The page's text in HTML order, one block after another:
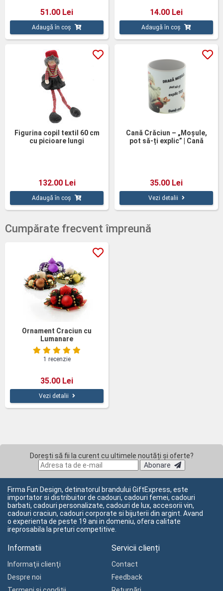
51.00 Lei
Adaugă în coș
14.00 Lei
Adaugă în coș
Figurina copil textil 60 cm
cu picioare lungi
132.00 Lei
Adaugă în coș
Cană Crăciun – „Moșule,
pot să-ți explic” | Cană
35.00 Lei
Vezi detalii
Cumpărate frecvent împreună
Ornament Craciun cu
Lumanare
1 recenzie
35.00 Lei
Vezi detalii
Dorești să fii la curent cu ultimele noutăți și oferte?
Abonare
Firma Fun Design, detinatorul brandului GiftExpress, este
importator si distribuitor de cadouri, cadouri femei, cadouri
barbati, cadouri personalizate, cadouri de lux, accesorii vin,
cadouri craciun, cadouri corporate si bijuterii din argint. Avand
o experienta de peste 19 ani in domeniu, ofera calitate
ireprosabila la preturi competitive.
Informatii
Informaţii clienţi
Despre noi
Servicii clienți
Contact
Feedback